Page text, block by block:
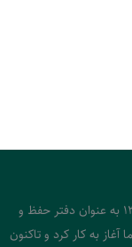
موسسه پژوهشی فرهنگی مصابیح الهدی از سال 1388 به عنوان دفتر حفظ و
به کار کرد و تاکنون